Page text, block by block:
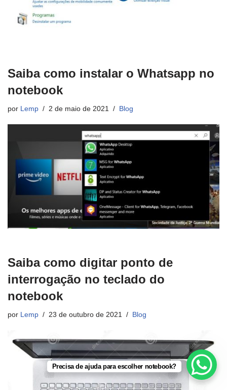
Saiba como instalar o Whatsapp no
notebook
por Lemp 2 de maio de 2021 Blog
Saiba como digitar ponto de
interrogação no teclado do
notebook
por Lemp 23 de outubro de 2021 Blog
Precisa de ajuda para escolher notebook?